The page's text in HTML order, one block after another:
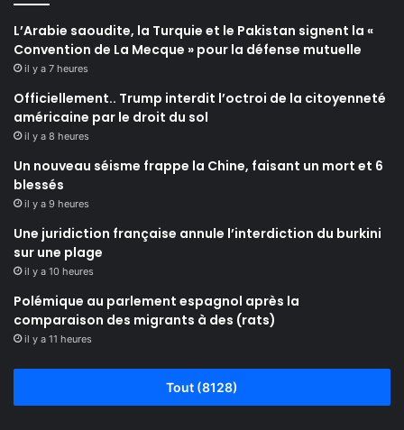
L’Arabie saoudite, la Turquie et le Pakistan signent la «
Convention de La Mecque » pour la défense mutuelle
il y a 7 heures
Officiellement.. Trump interdit l’octroi de la citoyenneté
américaine par le droit du sol
il y a 8 heures
Un nouveau séisme frappe la Chine, faisant un mort et 6
blessés
il y a 9 heures
Une juridiction française annule l’interdiction du burkini
sur une plage
il y a 10 heures
Polémique au parlement espagnol après la
comparaison des migrants à des (rats)
il y a 11 heures
Tout (8128)